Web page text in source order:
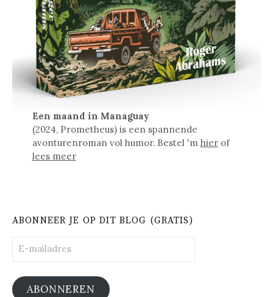
Een maand in Managuay
(2024, Prometheus) is een spannende
avonturenroman vol humor. Bestel 'm hierof
lees meer
ABONNEER JE OP DIT BLOG (GRATIS)
mailadres
ABONNEREN